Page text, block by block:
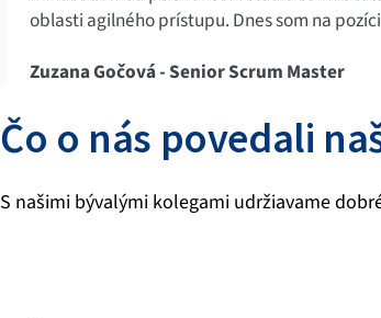
oblasti agilného prístupu. Dnes som na
Zuzana Gočová - Senior Scrum Master
Čo o nás povedali
S našimi bývalými kolegami udržiavame